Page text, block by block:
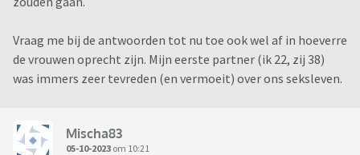
Vraag me bij de antwoorden tot nu toe ook wel af in hoeverre
de vrouwen oprecht zijn. Mijn eerste partner (ik 22, zij 38)
was immers zeer tevreden (en vermoeit) over ons seksleven.
Mischa83
05-10-2023 om 10:21